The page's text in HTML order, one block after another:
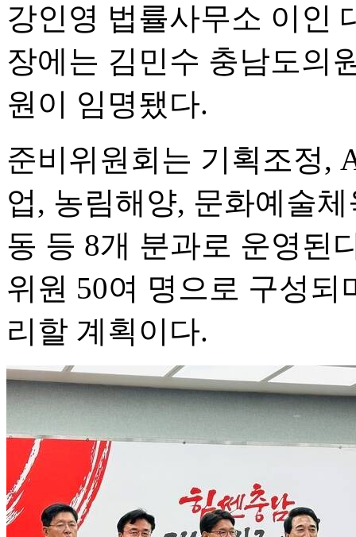
강인영 법률사무소 이인
장에는 김민수 충남도의
원이 임명됐다.
준비위원회는 기획조정,
업, 농림해양, 문화예술
동 등 8개 분과로 운영된
위원 50여 명으로 구성
리할 계획이다.